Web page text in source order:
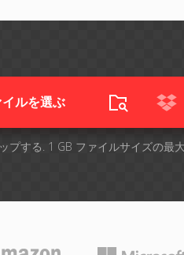
ルを選ぶ
プする. 1 GB ファイルサイズの最